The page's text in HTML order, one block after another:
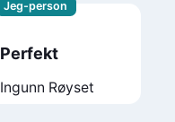
Jeg-person
Perfekt
Ingunn Røyset